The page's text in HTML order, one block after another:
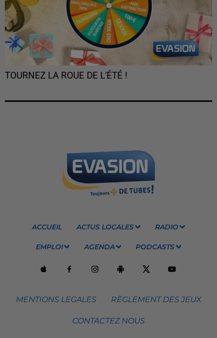
TOURNEZ LA ROUE DE L'ÉTÉ !
ACCUEIL ACTUS LOCALES RADIO
EMPLOI AGENDA PODCASTS
MENTIONS LEGALES RÈGLEMENT DES JEUX
CONTACTEZ NOUS